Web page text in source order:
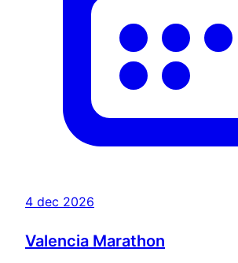
4 dec 2026
Valencia Marathon